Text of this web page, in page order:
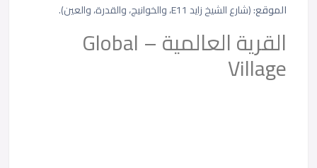
الموقع:(شارع الشيخ زايد E11، والخوانيج، والقدرة، والعين).
القرية العالمية – Global
Village